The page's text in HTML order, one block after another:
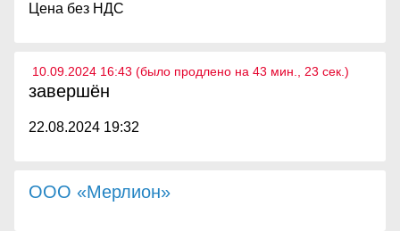
Цена без НДС
10.09.2024 16:43 (было продлено на 43 мин., 23 cек.)
завершён
22.08.2024 19:32
ООО «Мерлион»